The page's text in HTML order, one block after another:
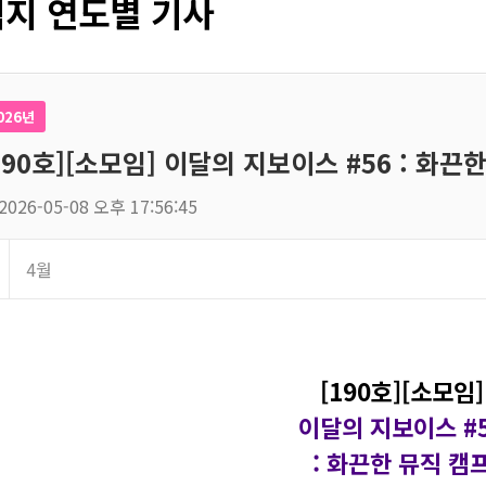
연도별 기사
년
호][소모임] 이달의 지보이스 #56 : 화끈
05-08 오후 17:56:45
4월
[190호][소모임]
이달의 지보이스
: 화끈한 뮤직 캠